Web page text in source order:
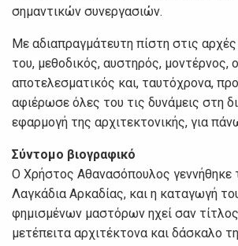
σημαντικών συνεργασιών.
Με αδιαπραγμάτευτη πίστη στις αρχές
του, μεθοδικός, αυστηρός, μοντέρνος,
αποτελεσματικός και, ταυτόχρονα,
αφιέρωσε όλες του τις δυνάμεις στη
εφαρμογή της αρχιτεκτονικής, για
Σύντομο βιογραφικό
Ο Χρήστος Αθανασόπουλος γεννήθηκε
Λαγκάδια Αρκαδίας, και η καταγωγή
φημισμένων μαστόρων ηχεί σαν τίτλος
μετέπειτα αρχιτέκτονα και δάσκαλο